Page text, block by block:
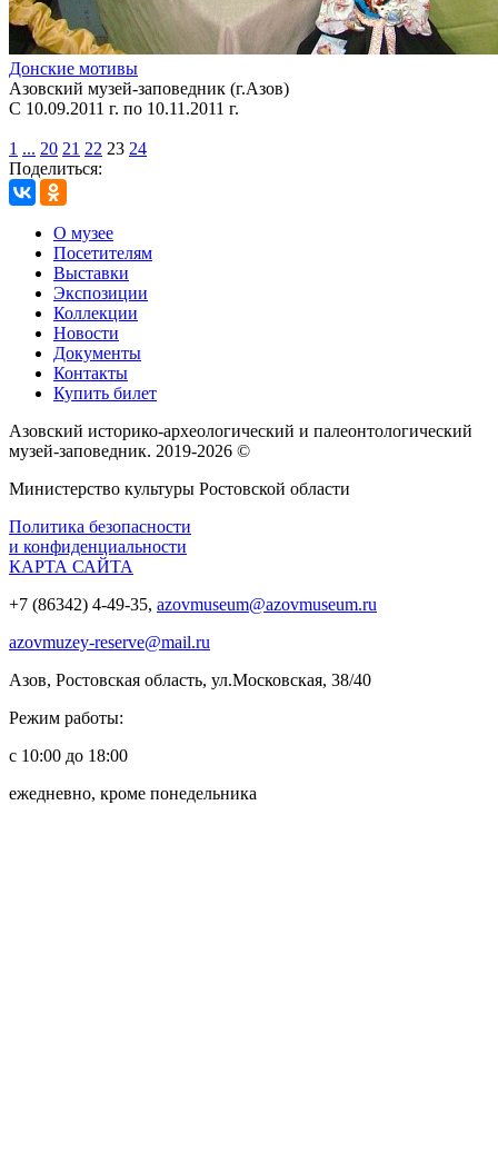
Донские мотивы
Азовский музей-заповедник (г.Азов)
С 10.09.2011 г. по 10.11.2011 г.
1 ... 20 21 22 23 24
Поделиться:
О музее
Посетителям
Выставки
Экспозиции
Коллекции
Новости
Документы
Контакты
Купить билет
Азовский историко‑археологический и палеонтологический
музей‑заповедник. 2019-2026 ©
Министерство культуры Ростовской области
Политика безопасности
и конфиденциальности
КАРТА САЙТА
+7 (86342) 4-49-35, azovmuseum@azovmuseum.ru
azovmuzey-reserve@mail.ru
Азов, Ростовская область, ул.Московская, 38/40
Режим работы:
с 10:00 до 18:00
ежедневно, кроме понедельника